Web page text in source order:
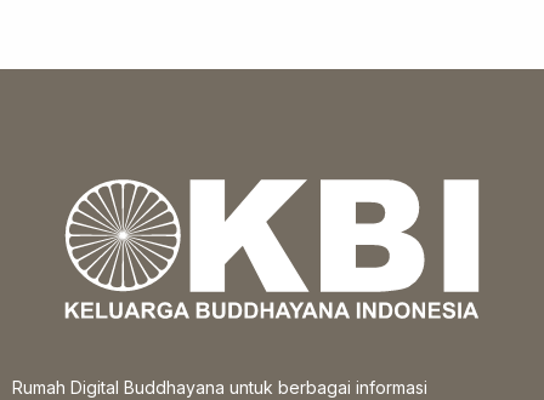
Rumah Digital Buddhayana untuk berbagai informasi